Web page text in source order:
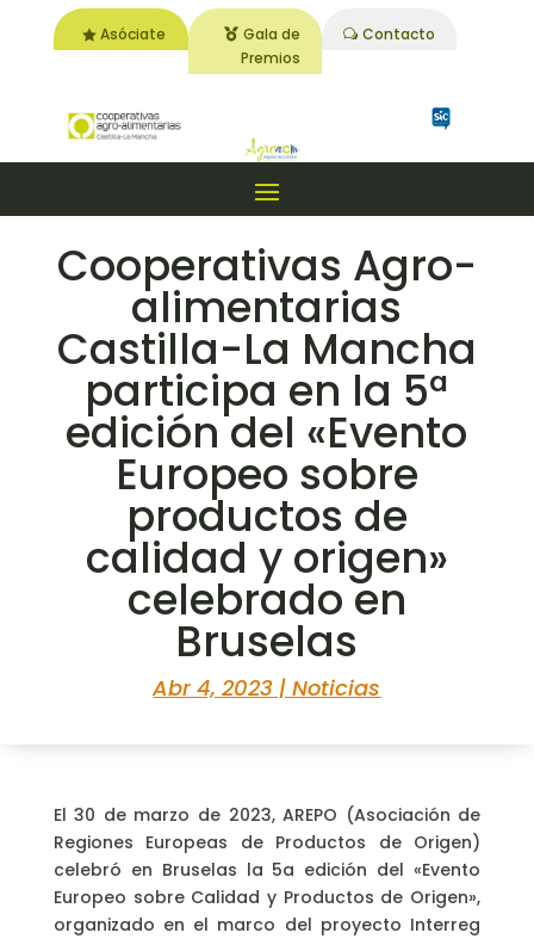
Asóciate
Gala de
Premios
Contacto
Cooperativas Agro-
alimentarias
Castilla-La Mancha
participa en la 5ª
edición del «Evento
Europeo sobre
productos de
calidad y origen»
celebrado en
Bruselas
Abr 4, 2023 |Noticias
El 30 de marzo de 2023, AREPO (Asociación de
Regiones Europeas de Productos de Origen)
celebró en Bruselas la 5a edición del «Evento
Europeo sobre Calidad y Productos de Origen»,
organizado en el marco del proyecto Interreg